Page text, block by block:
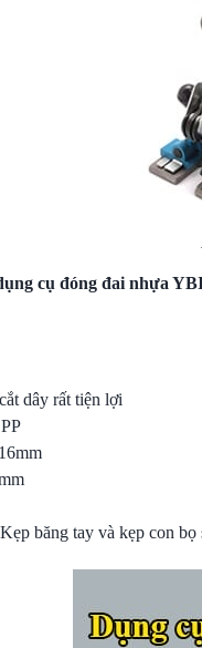
cụ đóng đai nhựa
dây rất tiện lợi
băng tay và kẹp con bọ